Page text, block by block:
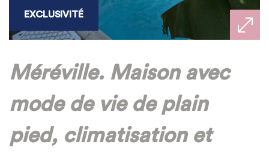
EXCLUSIVITÉ
Méréville. Maison avec
mode de vie de plain
pied, climatisation et